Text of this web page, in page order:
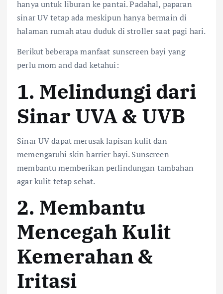
hanya untuk liburan ke pantai. Padahal, paparan
sinar UV tetap ada meskipun hanya bermain di
halaman rumah atau duduk di stroller saat pagi hari.
Berikut beberapa manfaat sunscreen bayi yang
perlu mom and dad ketahui:
1. Melindungi dari
Sinar UVA & UVB
Sinar UV dapat merusak lapisan kulit dan
memengaruhi skin barrier bayi. Sunscreen
membantu memberikan perlindungan tambahan
agar kulit tetap sehat.
2. Membantu
Mencegah Kulit
Kemerahan &
Iritasi